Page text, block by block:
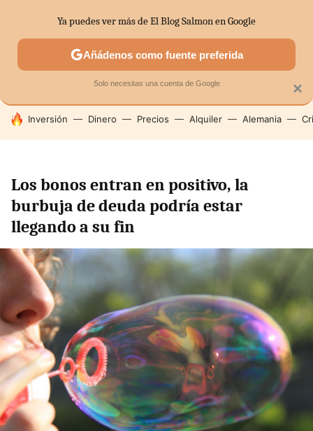
SECTORES ECONOMÍA DOMÉSTICA MERCADOS
HOY SE HABLA DE
Inversión Dinero Precios Alquiler Alemania
Los bonos entran en positivo, la
burbuja de deuda podría estar
llegando a su fin
×
Ya puedes ver más de El Blog Salmon en Google
Añádenos como fuente preferida
Solo necesitas una cuenta de Google